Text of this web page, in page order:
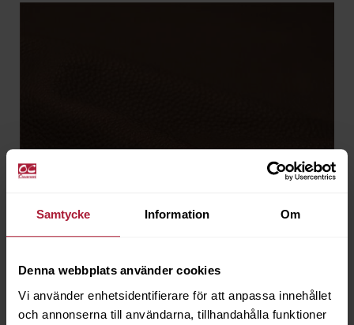
Samtycke Information Om
Denna webbplats använder cookies
Vi använder enhetsidentifierare för att anpassa innehållet
och annonserna till användarna, tillhandahålla funktioner